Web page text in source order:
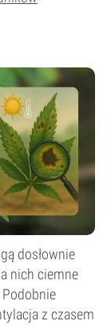
dosłownie
nich ciemne
z czasem